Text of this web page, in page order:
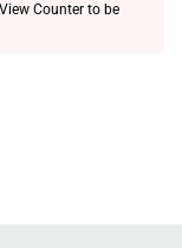
Counter to be